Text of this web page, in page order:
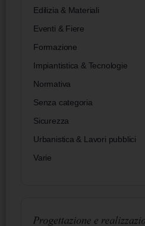
Edilizia & Materiali
Eventi & Fiere
Formazione
Impiantistica & Tecnologie
Normativa
Senza categoria
Sicurezza
Urbanistica & Lavori pubblici
Varie